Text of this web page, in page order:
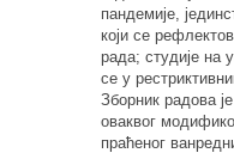
пандемије,
који се
рада; студије на
се у
Зборник радова
оваквог
праћеног